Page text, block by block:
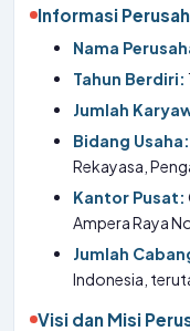
Informasi
Nama
Tahun Berdiri:
Jumlah
Bidang Usaha:
Rekayasa,
Kantor Pusat:
Ampera Raya
Jumlah
Indonesia,
Visi dan Misi